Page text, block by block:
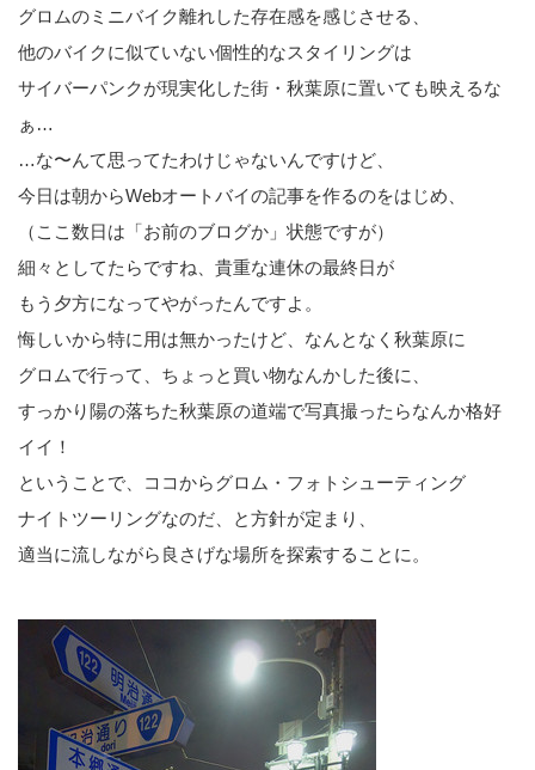
グロムのミニバイク離れした存在感を感じさせる、
他のバイクに似ていない個性的なスタイリングは
サイバーパンクが現実化した街・秋葉原に置いても映えるな
ぁ…
…な〜んて思ってたわけじゃないんですけど、
今日は朝からWebオートバイの記事を作るのをはじめ、
（ここ数日は「お前のブログか」状態ですが）
細々としてたらですね、貴重な連休の最終日が
もう夕方になってやがったんですよ。
悔しいから特に用は無かったけど、なんとなく秋葉原に
グロムで行って、ちょっと買い物なんかした後に、
すっかり陽の落ちた秋葉原の道端で写真撮ったらなんか格好
イイ！
ということで、ココからグロム・フォトシューティング
ナイトツーリングなのだ、と方針が定まり、
適当に流しながら良さげな場所を探索することに。